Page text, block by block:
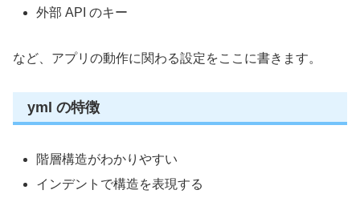
外部 API のキー
など、アプリの動作に関わる設定をここに書きます。
yml の特徴
階層構造がわかりやすい
インデントで構造を表現する